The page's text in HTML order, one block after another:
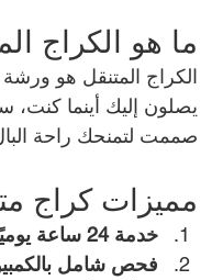
ما هو الكراج
الكراج المتنقل هو
يصلون إليك أينما
صممت لتمنحك راحة
مميزات كراج
خدمة 24 ساعة يوميًا
فحص شامل